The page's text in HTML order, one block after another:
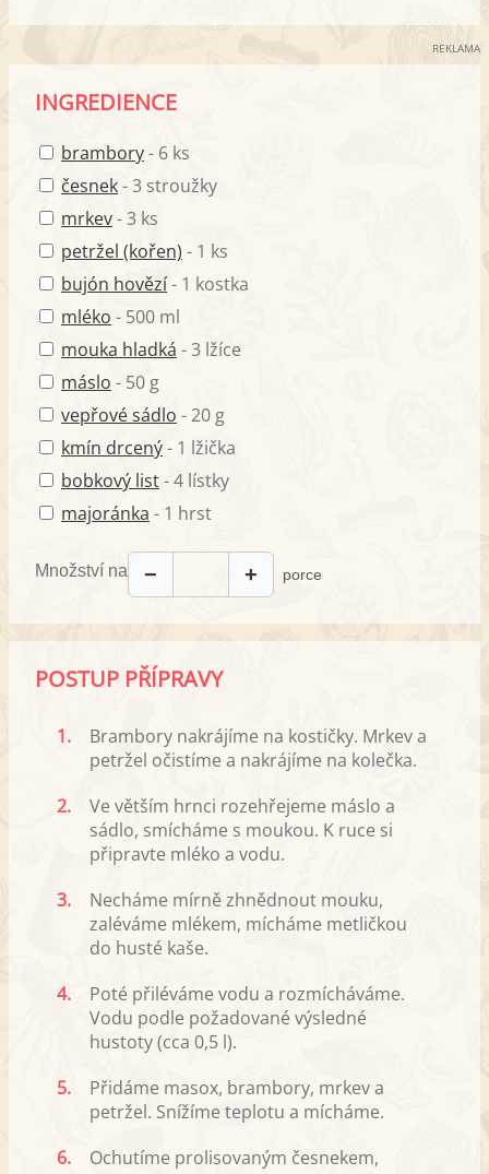
REKLAMA
INGREDIENCE
brambory- 6 ks
česnek- 3 stroužky
mrkev- 3 ks
petržel (kořen) - 1 ks
bujón hovězí- 1 kostka
mléko - 500 ml
mouka hladká - 3 lžíce
máslo - 50 g
vepřové sádlo - 20 g
kmín drcený- 1 lžička
bobkový list- 4 lístky
majoránka - 1 hrst
Množství na − + porce
POSTUP PŘÍPRAVY
1.
Brambory nakrájíme na kostičky. Mrkev a
petržel očistíme a nakrájíme na kolečka.
2.
Ve větším hrnci rozehřejeme máslo a
sádlo, smícháme s moukou. K ruce si
připravte mléko a vodu.
3.
Necháme mírně zhnědnout mouku,
zaléváme mlékem, mícháme metličkou
do husté kaše.
4.
Poté přiléváme vodu a rozmícháváme.
Vodu podle požadované výsledné
hustoty (cca 0,5 l).
5.
Přidáme masox, brambory, mrkev a
petržel. Snížíme teplotu a mícháme.
6.
Ochutíme prolisovaným česnekem,